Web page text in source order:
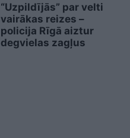
“Uzpildījās” par velti
vairākas reizes –
policija Rīgā aiztur
degvielas zagļus